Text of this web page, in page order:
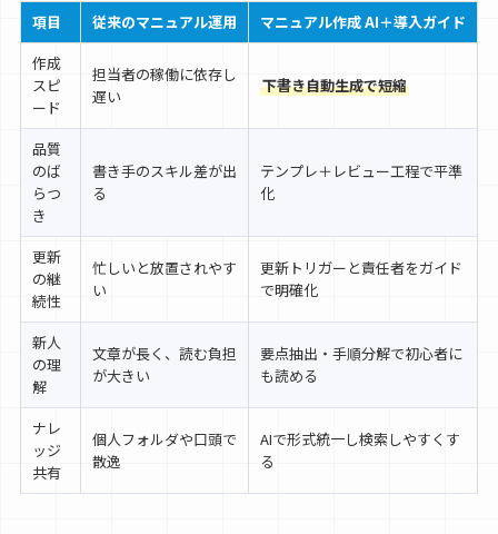
項目 従来のマニュアル運用
マニュアル作成 AI＋導入ガイド
作成
スピ
ード
担当者の稼働に依存し
遅い
下書き自動生成で短縮
品質
のば
らつ
き
書き手のスキル差が出
る
テンプレ＋レビュー工程で平準
化
更新
の継
続性
忙しいと放置されやす
い
更新トリガーと責任者をガイド
で明確化
新人
の理
解
文章が長く、読む負担
が大きい
要点抽出・手順分解で初心者に
も読める
ナレ
ッジ
共有
個人フォルダや口頭で
散逸
AIで形式統一し検索しやすくす
る